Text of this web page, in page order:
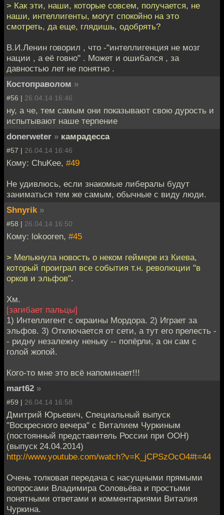
> Как эти, наши, которые совсем, получается, не
наши, интеллигенты, могут спокойно на это
смотреть, да еще, глядишь, одобрять?
В.И.Ленин говорил , что -"интеллигенция не мозг
нации , а её говно" . Может и ошибался , за
давностью лет не понятно .
Костоправолом »
#56 | 26.04.14 16:46
ну, а че, тем самым они показывают свою дурость и
испытывают наше терпение
donerweter » камрадесса
#57 | 26.04.14 16:46
Кому: ChuKee, #49
Не удивлюсь, если знакомые либералы будут
заниматься тем же самым, обычные с виду люди.
Shnyrik »
#58 | 26.04.14 16:50
Кому: lokooren, #45
> Мелькнула новость о неком геймере из Киева,
который проиграл все события т.н. революции "в
орков и эльфов".
Хм.
[загибает пальцы]
1) Интеллигент с окраины Мордора. 2) Играет за
эльфов. 3) Отключается от сети, а тут его прелесть -
- ридну незалежну неньку -- попёрли, а он сам с
голой жопой.
Кого-то мне это всё напоминает!!!
mart62 »
#59 | 26.04.14 16:58
Дмитрий Юрьевич, Специальный выпуск
"Воскресного вечера" с Виталием Чуркиным
(постоянный представитель России при ООН)
(выпуск 24.04.2014)
http://www.youtube.com/watch?v=K_jCPSzOcO4#t=44
Очень толковая передача с насущными прямыми
вопросами Владимира Соловьёва и простыми
понятными ответами и комментариями Виталия
Чуркина.